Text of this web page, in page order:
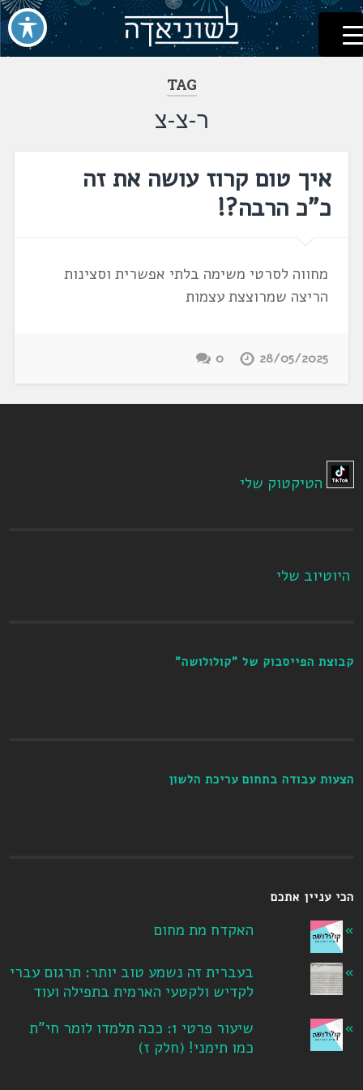
דלג
לתוכן
לשוניאדה
עברית. לשון. שפה
TAG
ר-צ-צ
איך טום קרוז עושה את זה
כ"כ הרבה?!
מחווה לסרטי משימה בלתי אפשרית וסצינות
הריצה שמרוצצת עצמות
28/05/2025
0
הטיקטוק שלי
היוטיוב שלי
קבוצת הפייסבוק של "קולולושה"
הצעות עבודה בתחום עריכת הלשון
הכי עניין אתכם
האקדח מת מחום
בעברית זה נשמע טוב יותר: תרגום עברי
לקדיש ולקטעי הארמית בתפילה ועוד
שיעור פרטי 1: ככה תלמדו לומר חי"ת
כמו תימני! ‏(חלק ז‏)